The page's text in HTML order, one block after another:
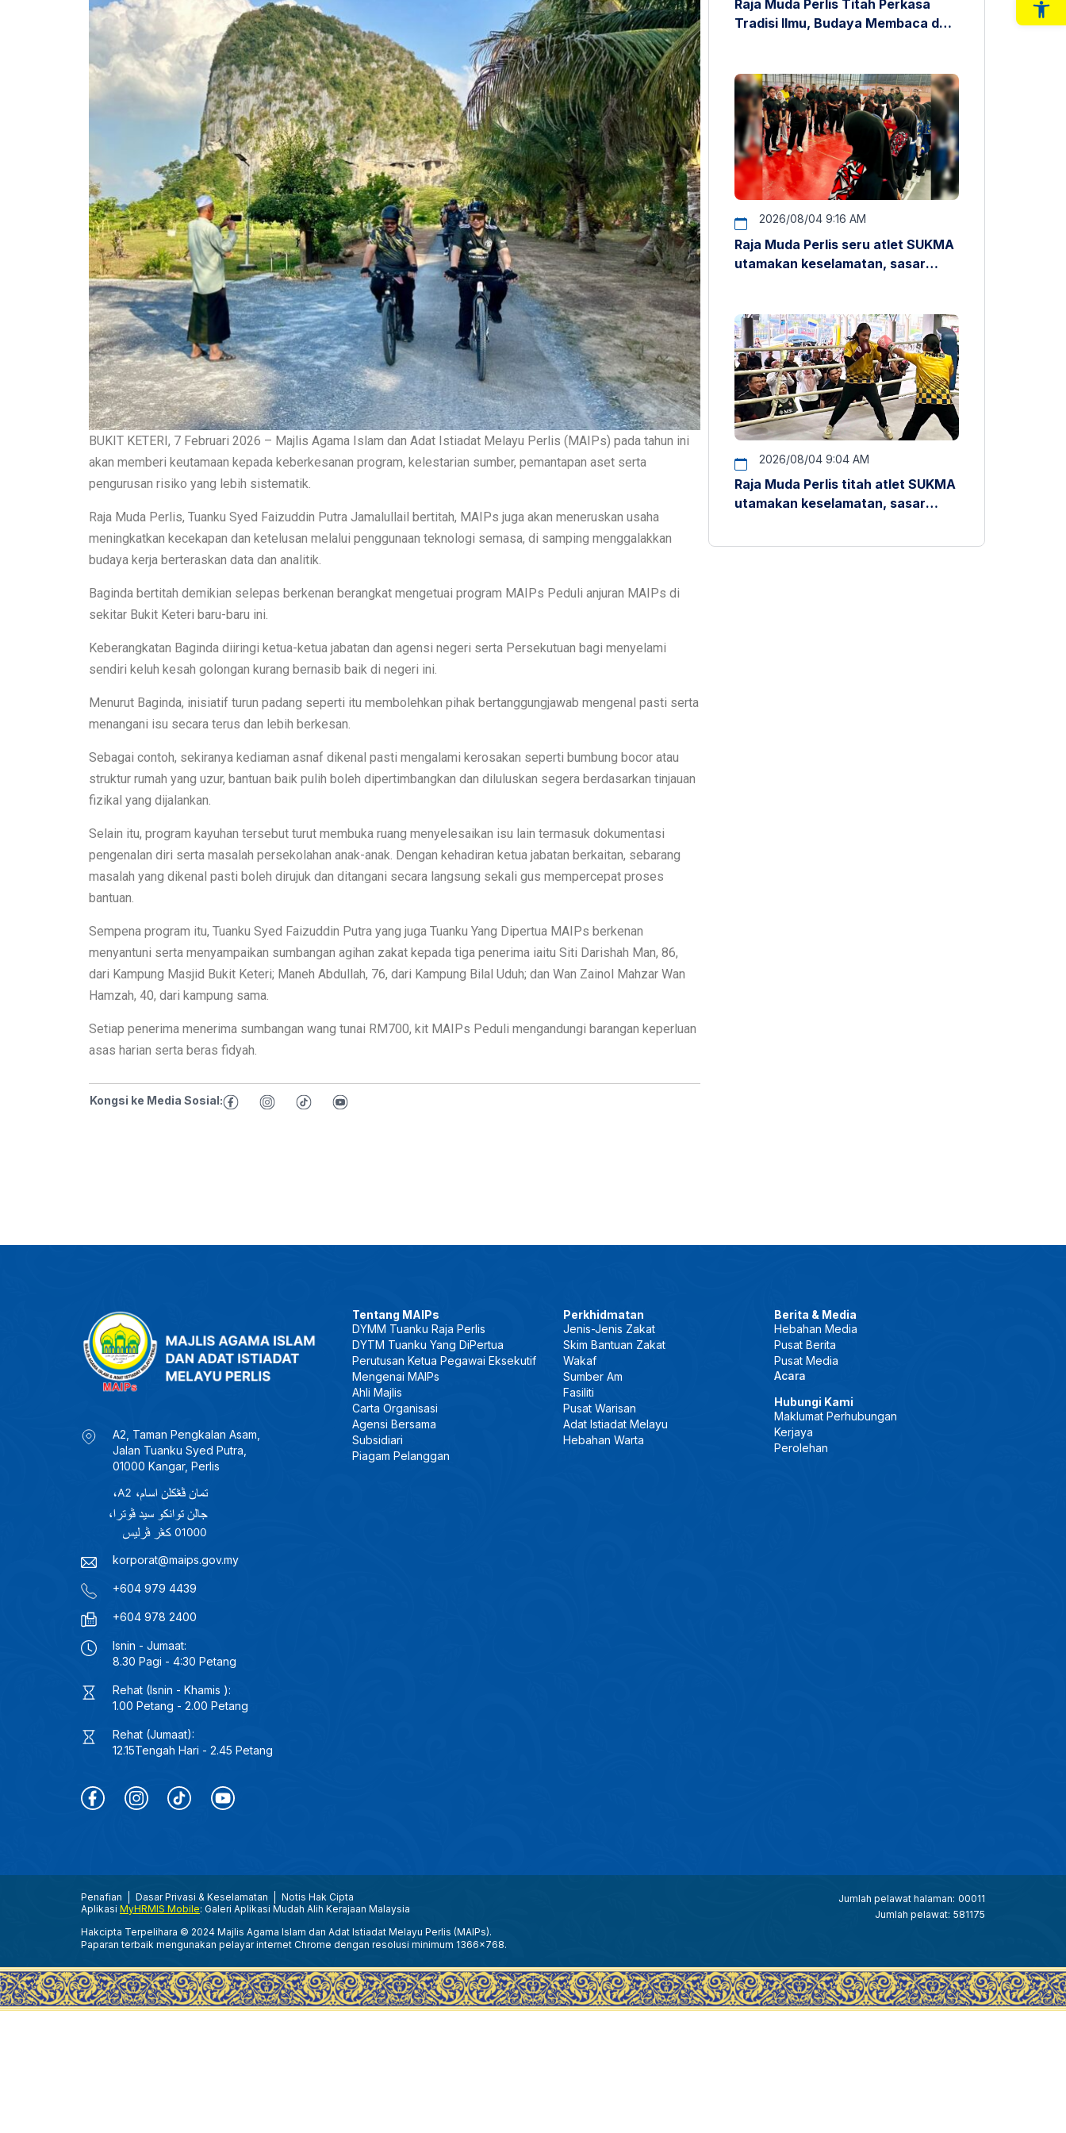
BUKIT KETERI, 7 Februari 2026 – Majlis Agama Islam dan Adat Istiadat Melayu Perlis (MAIPs) pada tahun ini
akan memberi keutamaan kepada keberkesanan program, kelestarian sumber, pemantapan aset serta
pengurusan risiko yang lebih sistematik.
Raja Muda Perlis, Tuanku Syed Faizuddin Putra Jamalullail bertitah, MAIPs juga akan meneruskan usaha
meningkatkan kecekapan dan ketelusan melalui penggunaan teknologi semasa, di samping menggalakkan
budaya kerja berteraskan data dan analitik.
Baginda bertitah demikian selepas berkenan berangkat mengetuai program MAIPs Peduli anjuran MAIPs di
sekitar Bukit Keteri baru-baru ini.
Keberangkatan Baginda diiringi ketua-ketua jabatan dan agensi negeri serta Persekutuan bagi menyelami
sendiri keluh kesah golongan kurang bernasib baik di negeri ini.
Menurut Baginda, inisiatif turun padang seperti itu membolehkan pihak bertanggungjawab mengenal pasti serta
menangani isu secara terus dan lebih berkesan.
Sebagai contoh, sekiranya kediaman asnaf dikenal pasti mengalami kerosakan seperti bumbung bocor atau
struktur rumah yang uzur, bantuan baik pulih boleh dipertimbangkan dan diluluskan segera berdasarkan tinjauan
fizikal yang dijalankan.
Selain itu, program kayuhan tersebut turut membuka ruang menyelesaikan isu lain termasuk dokumentasi
pengenalan diri serta masalah persekolahan anak-anak. Dengan kehadiran ketua jabatan berkaitan, sebarang
masalah yang dikenal pasti boleh dirujuk dan ditangani secara langsung sekali gus mempercepat proses
bantuan.
Sempena program itu, Tuanku Syed Faizuddin Putra yang juga Tuanku Yang Dipertua MAIPs berkenan
menyantuni serta menyampaikan sumbangan agihan zakat kepada tiga penerima iaitu Siti Darishah Man, 86,
dari Kampung Masjid Bukit Keteri; Maneh Abdullah, 76, dari Kampung Bilal Uduh; dan Wan Zainol Mahzar Wan
Hamzah, 40, dari kampung sama.
Setiap penerima menerima sumbangan wang tunai RM700, kit MAIPs Peduli mengandungi barangan keperluan
asas harian serta beras fidyah.
Kongsi ke Media Sosial:
Raja Muda Perlis Titah Perkasa
Tradisi Ilmu, Budaya Membaca dan
2026/08/04 9:16 AM
Raja Muda Perlis seru atlet SUKMA
utamakan keselamatan, sasar
2026/08/04 9:04 AM
Raja Muda Perlis titah atlet SUKMA
utamakan keselamatan, sasar
A2, Taman Pengkalan Asam,
Jalan Tuanku Syed Putra,
01000 Kangar, Perlis
korporat@maips.gov.my
+604 979 4439
+604 978 2400
Isnin - Jumaat:
8.30 Pagi - 4:30 Petang
Rehat (Isnin - Khamis ):
1.00 Petang - 2.00 Petang
Rehat (Jumaat):
12.15Tengah Hari - 2.45 Petang
Tentang MAIPs
DYMM Tuanku Raja Perlis
DYTM Tuanku Yang DiPertua
Perutusan Ketua Pegawai Eksekutif
Mengenai MAIPs
Ahli Majlis
Carta Organisasi
Agensi Bersama
Subsidiari
Piagam Pelanggan
Perkhidmatan
Jenis-Jenis Zakat
Skim Bantuan Zakat
Wakaf
Sumber Am
Fasiliti
Pusat Warisan
Adat Istiadat Melayu
Hebahan Warta
Berita & Media
Hebahan Media
Pusat Berita
Pusat Media
Acara
Hubungi Kami
Maklumat Perhubungan
Kerjaya
Perolehan
Penafian Dasar Privasi & Keselamatan
Notis Hak Cipta
Aplikasi MyHRMIS Mobile: Galeri Aplikasi Mudah Alih Kerajaan Malaysia
Hakcipta Terpelihara © 2024 Majlis Agama Islam dan Adat Istiadat Melayu Perlis (MAIPs).
Paparan terbaik mengunakan pelayar internet Chrome dengan resolusi minimum 1366x768.
Jumlah pelawat halaman: 00011
Jumlah pelawat: 581175